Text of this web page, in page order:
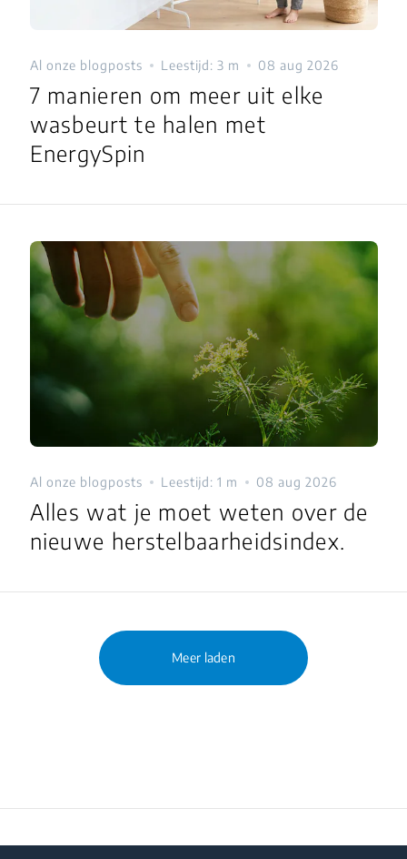
Al onze blogposts Leestijd: 3 m 08 aug 2026
7 manieren om meer uit elke
wasbeurt te halen met
EnergySpin
Al onze blogposts Leestijd: 1 m 08 aug 2026
Alles wat je moet weten over de
nieuwe herstelbaarheidsindex.
Meer laden